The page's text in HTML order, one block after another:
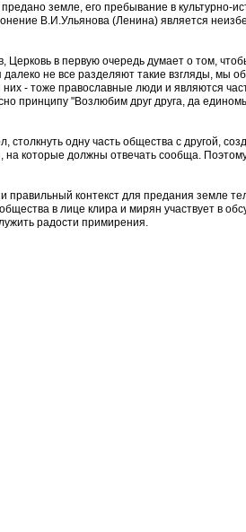
земле, его пребывание в культурно-
В.И.Ульянова (Ленина) является
в первую очередь думает о том,
не все разделяют такие взгляды, мы
- тоже православные люди и являются
принципу "Возлюбим друг друга, да
одну часть общества с другой,
должны отвечать сообща.
контекст для предания земле
в лице клира и мирян участвует в
радости примирения.